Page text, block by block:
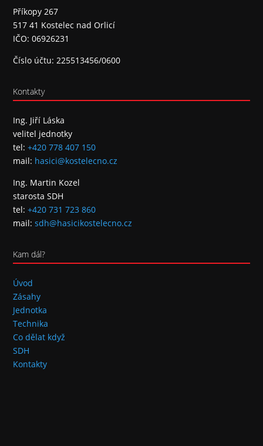
Příkopy 267
517 41 Kostelec nad Orlicí
IČO: 06926231
Číslo účtu: 225513456/0600
Kontakty
Ing. Jiří Láska
velitel jednotky
tel:+420 778 407 150
mail: hasici@kostelecno.cz
Ing. Martin Kozel
starosta SDH
tel:+420 731 723 860
mail:sdh@hasicikostelecno.cz
Kam dál?
Úvod
Zásahy
Jednotka
Technika
Co dělat když
SDH
Kontakty